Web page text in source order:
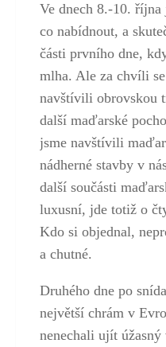
Ve dnech 8.-10.
co nabídnout, a
části prvního dne,
mlha. Ale za chvíli
navštívili obrovskou
další maďarské
jsme navštívili
nádherné stavby v
další součásti
luxusní, jde totiž o
Kdo si objednal,
a chutné.
Druhého dne po
největší chrám v
nenechali ujít